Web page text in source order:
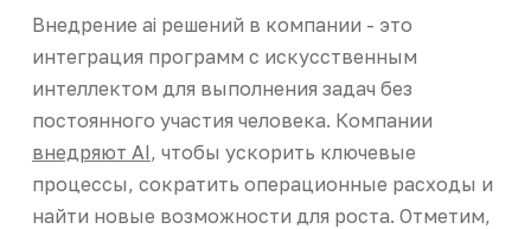
Внедрение ai решений в компании - это
интеграция программ с искусственным
интеллектом для выполнения задач без
постоянного участия человека. Компании
внедряют AI, чтобы ускорить ключевые
процессы, сократить операционные расходы и
найти новые возможности для роста. Отметим,